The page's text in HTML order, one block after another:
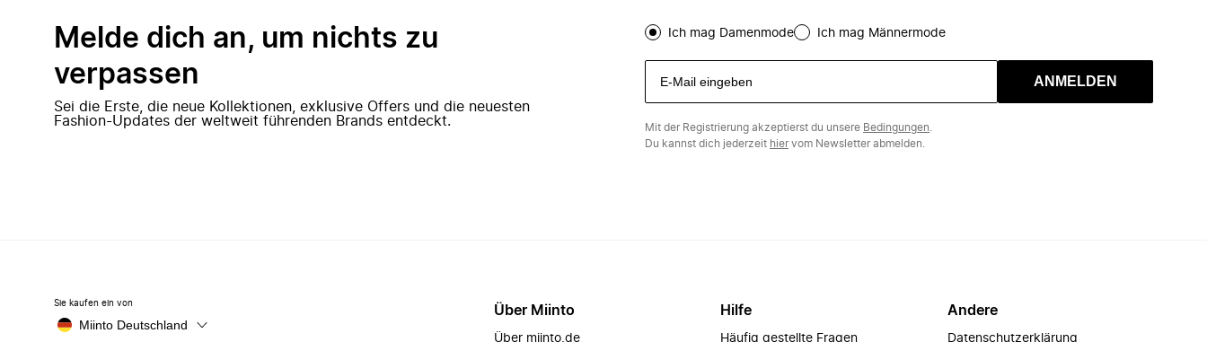
Melde dich an, um nichts zu
verpassen
Sei die Erste, die neue Kollektionen, exklusive Offers und die neuesten
Fashion-Updates der weltweit führenden Brands entdeckt.
Ich mag Damenmode Ich mag Männermode
ANMELDEN
Mit der Registrierung akzeptierst du unsere Bedingungen
Du kannst dich jederzeit hiervom Newsletter abmelden.
Sie kaufen ein von
Miinto Deutschland
Über Miinto
Über miinto.de
Hilfe
Häufig gestellte Fragen
Andere
Datenschutzerklärung